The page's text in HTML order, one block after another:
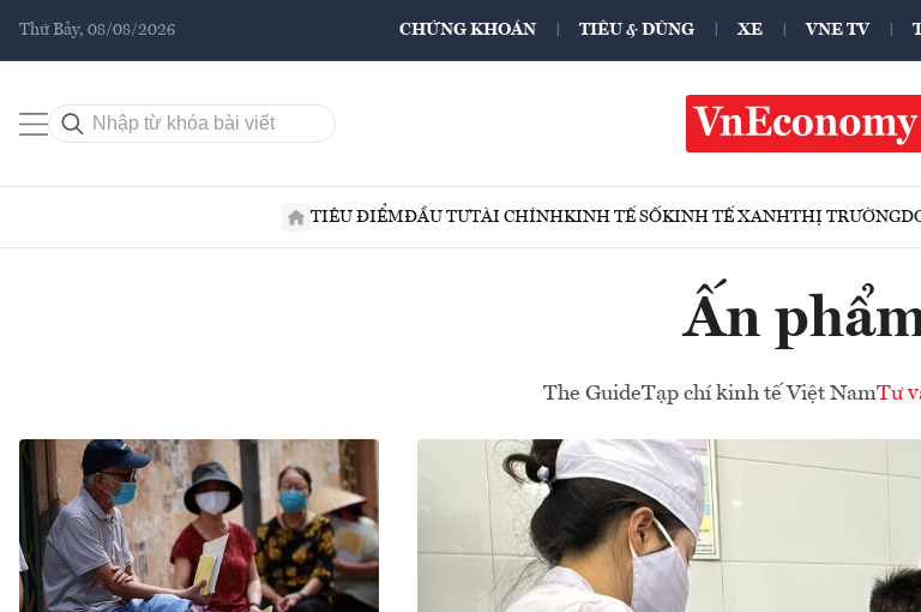
Thứ Bảy, 08/08/2026 CHỨNG KHOÁN TIÊU & DÙNG XE VNE TV
TIÊU ĐIỂMĐẦU TƯTÀI CHÍNHKINH TẾ SỐKINH TẾ XANHTHỊ TRƯỜNG
Ấn
The GuideTạp chí kinh tế Việt NamTư